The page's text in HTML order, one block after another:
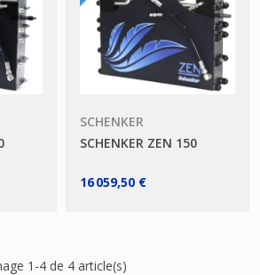
SCHENKER
SCHENKER ZEN 150
16 059,50 €
1-4 de 4 article(s)